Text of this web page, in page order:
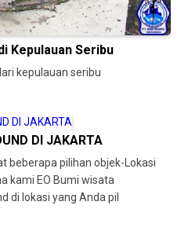
Kepulauan Seribu
kepulauan seribu
DI JAKARTA
beberapa pilihan objek-Lokasi
kami EO Bumi wisata
di lokasi yang Anda pil